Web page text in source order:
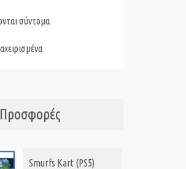
σύντομα
Προσφορές
Evil West (PS4)